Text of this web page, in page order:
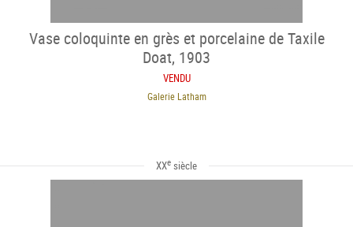
Vase coloquinte en grès et porcelaine de Taxile
Doat, 1903
VENDU
Galerie Latham
XXe siècle